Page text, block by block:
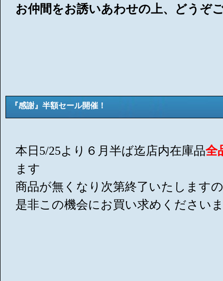
お仲間をお誘いあわせの上、どうぞ
『感謝』半額セール開催！
本日5/25より６月半ば迄店内在庫品全
ます
商品が無くなり次第終了いたします
是非この機会にお買い求めください